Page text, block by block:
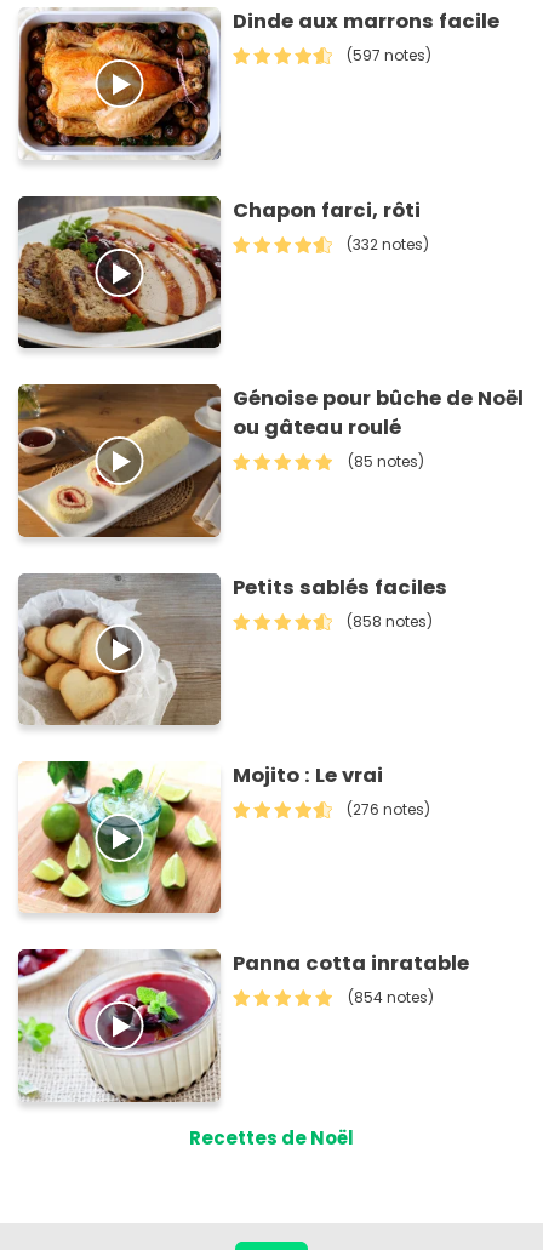
Dinde aux marrons facile
(597 notes)
Chapon farci, rôti
(332 notes)
Génoise pour bûche de Noël
ou gâteau roulé
(85 notes)
Petits sablés faciles
(858 notes)
Mojito : Le vrai
(276 notes)
Panna cotta inratable
(854 notes)
Recettes de Noël